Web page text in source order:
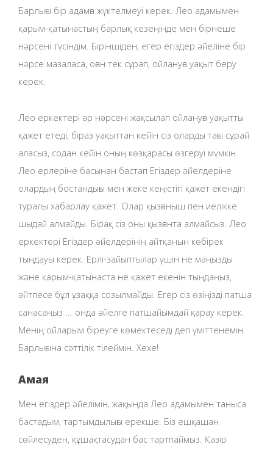
Барлығы бір адамға жүктелмеуі керек. Лео адамымен
қарым-қатынастың барлық кезеңінде мен бірнеше
нәрсені түсіндім. Біріншіден, егер егіздер әйеліне бір
нәрсе мазаласа, оған тек сұрап, ойлануға уақыт беру
керек.
Лео еркектері әр нәрсені жақсылап ойлануға уақытты
қажет етеді, біраз уақыттан кейін сіз оларды тағы сұрай
аласыз, содан кейін оның көзқарасы өзгеруі мүмкін.
Лео ерлеріне басынан бастап Егіздер әйелдеріне
олардың бостандығы мен жеке кеңістігі қажет екендігі
туралы хабарлау қажет. Олар қызғаныш пен иелікке
шыдай алмайды. Бірақ сіз оны қызғанта алмайсыз. Лео
еркектері Егіздер әйелдерінің айтқанын көбірек
тыңдауы керек. Ерлі-зайыптылар үшін не маңызды
және қарым-қатынаста не қажет екенін тыңдаңыз,
әйтпесе бұл ұзаққа созылмайды. Егер сіз өзіңізді патша
санасаңыз ... онда әйелге патшайымдай қарау керек.
Менің ойларым біреуге көмектеседі деп үміттенемін.
Барлығына сәттілік тілеймін. Хехе!
Амая
Мен егіздер әйелімін, жақында Лео адамымен таныса
бастадым, тартымдылығы ерекше. Біз ешқашан
сөйлесуден, құшақтасудан бас тартпаймыз. Қазір